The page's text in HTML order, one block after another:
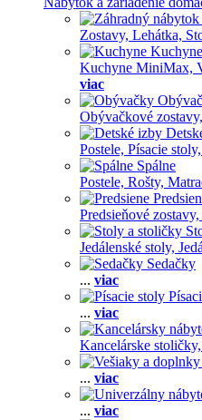
Zostavy, Lehátka,
Kuchyne
Kuchyne MiniMax,
viac
Obývačkové zostavy,
Postele, Písacie stoly,
Spálne
Postele, Rošty,
Predsieňové zostavy,
Jedálenské stoly,
Sedačky
... viac
... viac
Kancelárske stoličky,
... viac
... viac